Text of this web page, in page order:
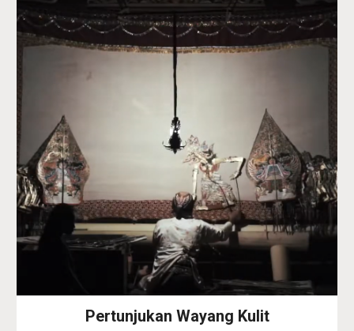
Pertunjukan Wayang Kulit